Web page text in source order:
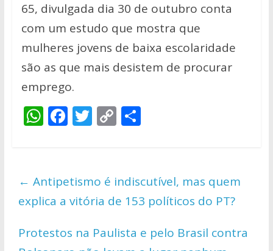
65, divulgada dia 30 de outubro conta
com um estudo que mostra que
mulheres jovens de baixa escolaridade
são as que mais desistem de procurar
emprego.
W
s
A
p
p
F
b
o
o
k
T
er
C
y
Li
n
k
S
e
← Antipetismo é indiscutível, mas quem
explica a vitória de 153 políticos do PT?
Protestos na Paulista e pelo Brasil contra